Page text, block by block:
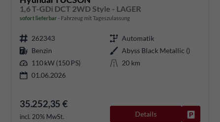
1,6 T-GDi DCT 2WD Style - LAGER
sofort lieferbar Fahrzeug mit Tageszulassung
262343
Automatik
Benzin
Abyss Black Metallic ()
110 kW (150 PS)
20 km
01.06.2026
35.252,35 €
incl. 20% MwSt.
Details